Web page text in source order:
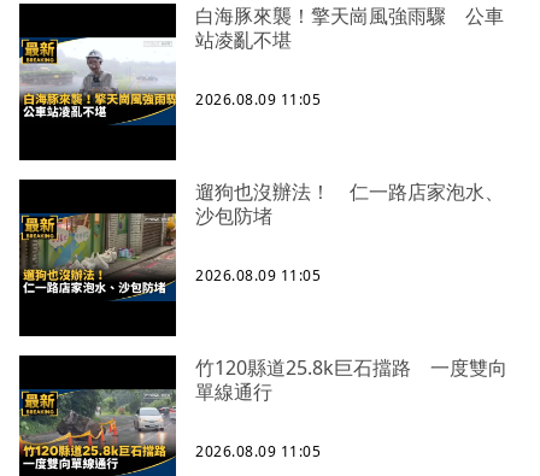
白海豚來襲！擎天崗風強雨驟 公車
站凌亂不堪
2026.08.09 11:05
遛狗也沒辦法！ 仁一路店家泡水、
沙包防堵
2026.08.09 11:05
竹120縣道25.8k巨石擋路 一度雙向
單線通行
2026.08.09 11:05